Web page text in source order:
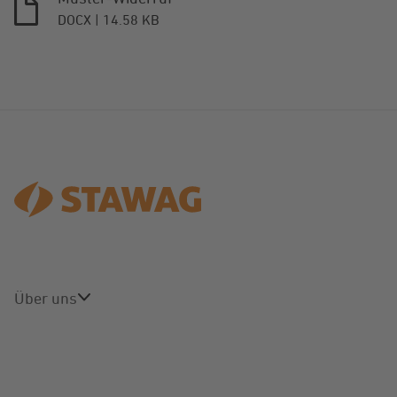
DOCX 14.58 KB
Über uns